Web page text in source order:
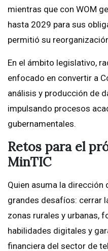
mientras que con WOM
hasta 2029 para sus
permitió su
En el ámbito legislativo,
enfocado en convertir a
análisis y producción de
impulsando procesos
gubernamentales.
Retos para el
MinTIC
Quien asuma la dirección
grandes desafíos: cerrar
zonas rurales y urbanas,
habilidades digitales y
financiera del sector de